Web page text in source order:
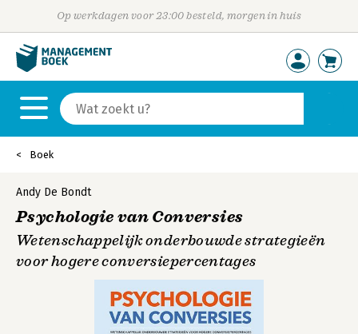
Op werkdagen voor 23:00 besteld, morgen in huis
Boek
Andy De Bondt
Psychologie van Conversies
Wetenschappelijk onderbouwde strategieën
voor hogere conversiepercentages